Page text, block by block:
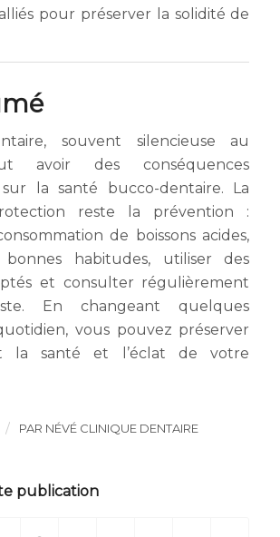
pour préserver la solidité de
souvent silencieuse au
avoir des conséquences
la santé bucco-dentaire. La
reste la prévention :
de boissons acides,
habitudes, utiliser des
et consulter régulièrement
En changeant quelques
vous pouvez préserver
la santé et l’éclat de votre
/ PAR NÉVÉ CLINIQUE DENTAIRE
publication